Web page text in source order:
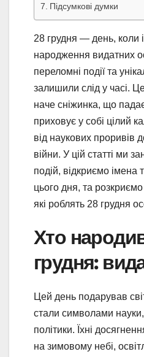
Підсумкові думки
28 грудня — день, коли
народження видатних
переломні події та
залишили слід у часі.
наче сніжинка, що
приховує у собі цілий
від наукових проривів
війни. У цій статті ми
подій, відкриємо імена
цього дня, та
які роблять 28 грудня
Хто
грудня:
Цей день подарував
стали символами
політики. Їхні
на зимовому небі,